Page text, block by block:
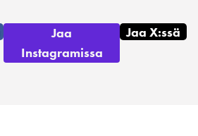
Jaa
Instagramissa
Jaa X:ssä